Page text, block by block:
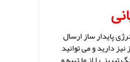
پایدار ساز ارسال
دارید و می توانید